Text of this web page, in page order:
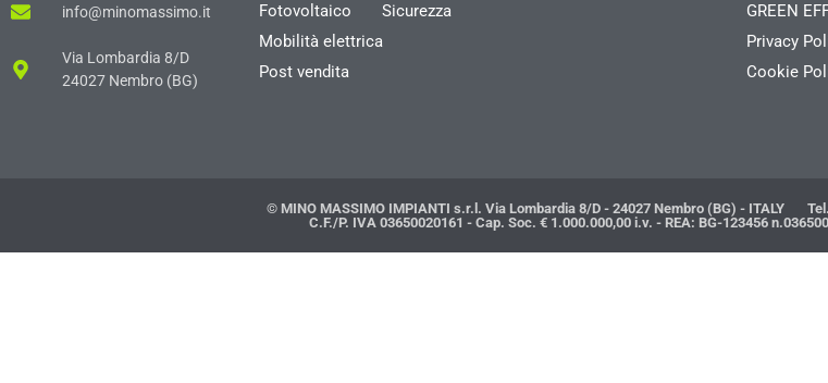
info@minomassimo.it
Via Lombardia 8/D
24027 Nembro (BG)
Fotovoltaico
Sicurezza
Mobilità elettrica
Post vendita
GREEN
Privacy
Cookie
© MINO MASSIMO IMPIANTI s.r.l. Via Lombardia 8/D - 24027 Nembro (BG) - ITALY Tel.
C.F./P. IVA 03650020161 - Cap. Soc. € 1.000.000,00 i.v. - REA: BG-123456